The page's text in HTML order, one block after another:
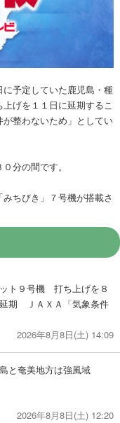
予定していた鹿児島・種
げを１１日に延期するこ
整わないため」としてい
分の間です。
ちびき」７号機が搭載さ
ット９号機 打ち上げを８
期 ＪＡＸＡ「気象条件
2026年8月8日(土) 14:09
と奄美地方は強風域
2026年8月8日(土) 12:20